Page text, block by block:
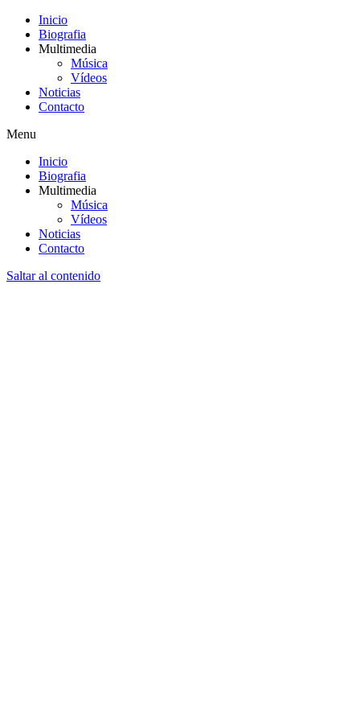
Inicio
Biografia
Multimedia
Música
Vídeos
Noticias
Contacto
Menu
Inicio
Biografia
Multimedia
Música
Vídeos
Noticias
Contacto
Saltar al contenido